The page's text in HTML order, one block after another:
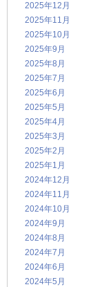
2025年12月
2025年11月
2025年10月
2025年9月
2025年8月
2025年7月
2025年6月
2025年5月
2025年4月
2025年3月
2025年2月
2025年1月
2024年12月
2024年11月
2024年10月
2024年9月
2024年8月
2024年7月
2024年6月
2024年5月